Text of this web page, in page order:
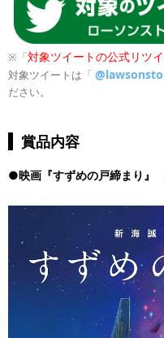
※「対象ツイートの公式リツ
対象ツイートは「
ださい。
賞品内容
●映画『すずめの戸締まり』